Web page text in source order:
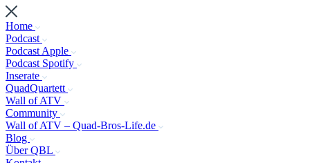
Home
Podcast
Podcast Apple
Podcast Spotify
Inserate
QuadQuartett
Wall of ATV
Community
Wall of ATV – Quad-Bros-Life.de
Blog
Über QBL